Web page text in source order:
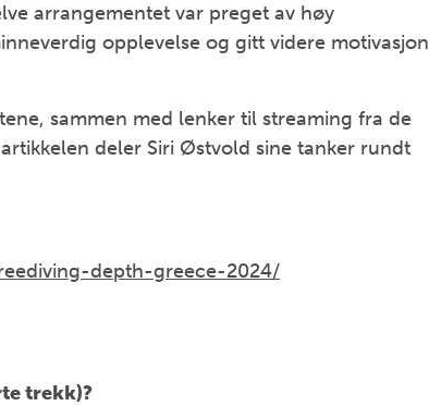
arrangementet var preget av høy
opplevelse og gitt videre motivasjon
sammen med lenker til streaming fra de
deler Siri Østvold sine tanker rundt
depth-greece-2024/
trekk)?